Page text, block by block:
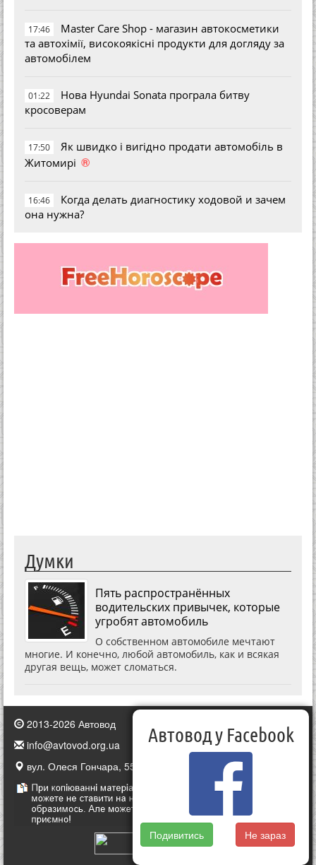
17:46
Master Care Shop - магазин автокосметики
та автохімії, високоякісні продукти для догляду за
автомобілем
01:22
Нова Hyundai Sonata програла битву
кросоверам
17:50
Як швидко і вигідно продати автомобіль в
Житомирі ®
16:46
Когда делать диагностику ходовой и зачем
она нужна?
Думки
Пять распространённых
водительских привычек, которые
угробят автомобиль
О собственном автомобиле мечтают
многие. И конечно, любой автомобиль, как и всякая
другая вещь, может сломаться.
2013-2026 Автовод
info@avtovod.org.ua
вул. Олеся Гончара, 55, Київ, Україна
Автовод у Facebook
Подивитись Не зараз